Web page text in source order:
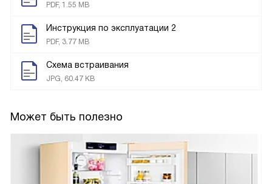
PDF, 1.55 MB
Инструкция по эксплуатации 2
PDF, 3.77 MB
Схема встраивания
JPG, 60.47 KB
Может быть полезно